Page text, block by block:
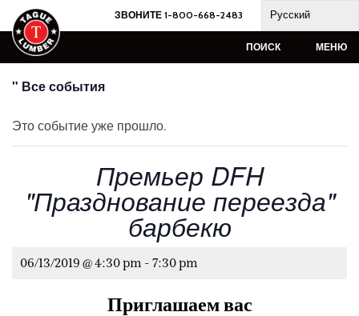
Skip
to
content
ЗВОНИТЕ 1-800-668-2483 Русский
ПОИСК МЕНЮ
" Все события
Это событие уже прошло.
Премьер DFH
"Празднование переезда"
барбекю
06/13/2019 @ 4:30 pm - 7:30 pm
Приглашаем вас